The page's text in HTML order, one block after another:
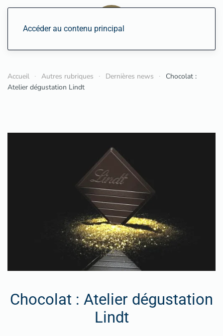
Accéder au contenu principal
Accueil Autres rubriques Dernières news
Chocolat :
Atelier dégustation Lindt
Chocolat : Atelier dégustation
Lindt